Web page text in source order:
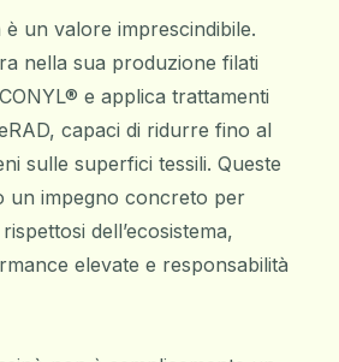
è un valore imprescindibile.
nella sua produzione filati
e applica trattamenti
capaci di ridurre fino al
sulle superfici tessili. Queste
un impegno concreto per
dell’ecosistema,
elevate e responsabilità